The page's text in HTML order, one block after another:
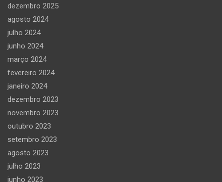
dezembro 2025
agosto 2024
julho 2024
junho 2024
março 2024
fevereiro 2024
janeiro 2024
dezembro 2023
novembro 2023
outubro 2023
setembro 2023
agosto 2023
julho 2023
junho 2023